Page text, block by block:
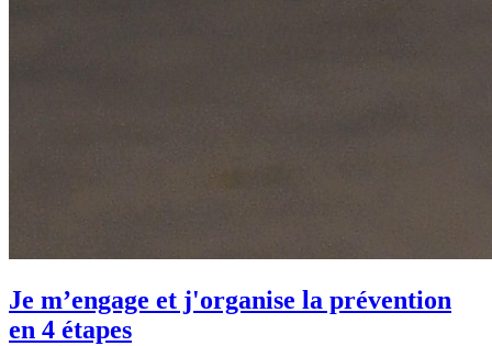
Je m’engage et j'organise la prévention
en 4 étapes